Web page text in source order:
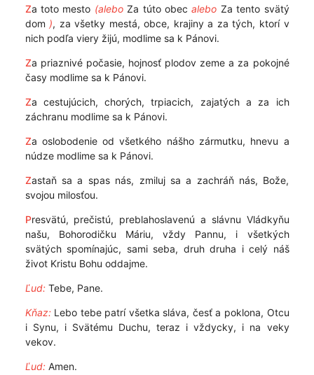
Za toto mesto (aleboZa túto obecalebo Za tento svätý
dom ), za všetky mestá, obce, krajiny a za tých, ktorí v
nich podľa viery žijú, modlime sa k Pánovi.
Za priaznivé počasie, hojnosť plodov zeme a za pokojné
časy modlime sa k Pánovi.
Za cestujúcich, chorých, trpiacich, zajatých a za ich
záchranu modlime sa k Pánovi.
Za oslobodenie od všetkého nášho zármutku, hnevu a
núdze modlime sa k Pánovi.
Zastaň sa a spas nás, zmiluj sa a zachráň nás, Bože,
svojou milosťou.
Presvätú, prečistú, preblahoslavenú a slávnu Vládkyňu
našu, Bohorodičku Máriu, vždy Pannu, i všetkých
svätých spomínajúc, sami seba, druh druha i celý náš
život Kristu Bohu oddajme.
Ľud:Tebe, Pane.
Kňaz:Lebo tebe patrí všetka sláva, česť a poklona, Otcu
i Synu, i Svätému Duchu, teraz i vždycky, i na veky
vekov.
Ľud:Amen.